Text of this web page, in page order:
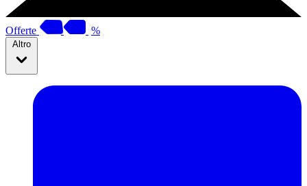
Offerte %
Altro